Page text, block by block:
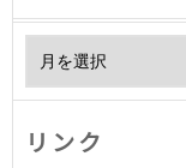
リンク